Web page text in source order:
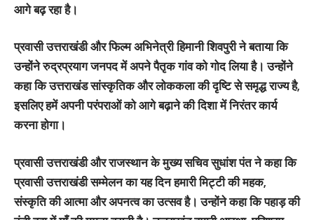
आगे बढ़ रहा है।
प्रवासी उत्तराखंडी और फिल्म अभिनेत्री हिमानी शिवपुरी ने बताया कि
उन्होंने रुद्रप्रयाग जनपद में अपने पैतृक गांव को गोद लिया है। उन्होंने
कहा कि उत्तराखंड सांस्कृतिक और लोककला की दृष्टि से समृद्ध राज्य है,
इसलिए हमें अपनी परंपराओं को आगे बढ़ाने की दिशा में निरंतर कार्य
करना होगा।
प्रवासी उत्तराखंडी और राजस्थान के मुख्य सचिव सुधांश पंत ने कहा कि
प्रवासी उत्तराखंडी सम्मेलन का यह दिन हमारी मिट्टी की महक,
संस्कृति की आत्मा और अपनत्व का उत्सव है। उन्होंने कहा कि पहाड़ की